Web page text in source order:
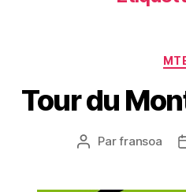
Tour du
Auteur
Parfransoa